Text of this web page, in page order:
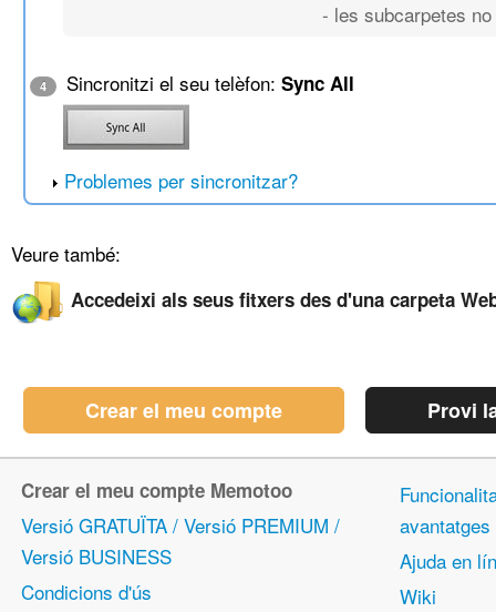
- les subcarpetes
4 Sincronitzi el seu telèfon:Sync All
Problemes per sincronitzar?
Veure també:
Accedeixi als seus fitxers des d'una carpeta
Crear el meu compte Provi
Crear el meu compte Memotoo
Versió GRATUÏTA / Versió PREMIUM /
Versió BUSINESS
Condicions d'ús
Ajuda en
Wiki